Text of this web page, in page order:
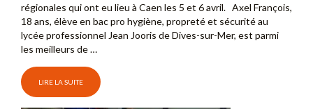
régionales qui ont eu lieu à Caen les 5 et 6 avril. Axel François,
18 ans, élève en bac pro hygiène, propreté et sécurité au
lycée professionnel Jean Jooris de Dives-sur-Mer, est parmi
les meilleurs de …
LIRE LA SUITE